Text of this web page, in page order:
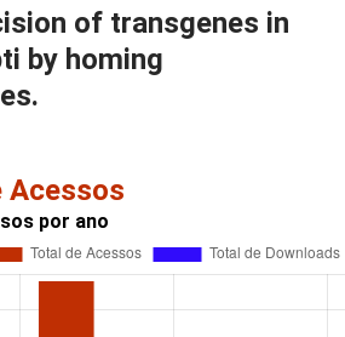
of transgenes in
by homing
Acessos
por ano